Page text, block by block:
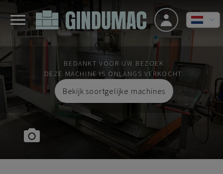
BEDANKT VOOR UW BEZOEK
DEZE MACHINE IS ONLANGS VERKOCHT.
Bekijk soortgelijke machines